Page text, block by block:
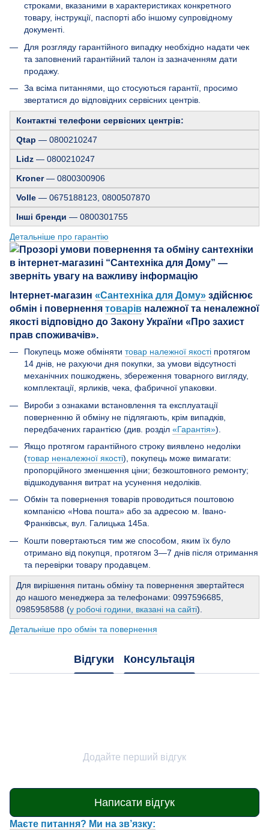
строками, вказаними в характеристиках конкретного
товару, інструкції, паспорті або іншому супровідному
документі.
Для розгляду гарантійного випадку необхідно надати чек
та заповнений гарантійний талон із зазначенням дати
продажу.
За всіма питаннями, що стосуються гарантії, просимо
звертатися до відповідних сервісних центрів.
Контактні телефони сервісних центрів:
Qtap — 0800210247
Lidz — 0800210247
Kroner— 0800300906
Volle — 0675188123, 0800507870
Інші бренди — 0800301755
Детальніше про гарантію
Інтернет-магазин «Сантехніка для Дому» здійснює
обмін і повернення товарів належної та неналежної
якості відповідно до Закону України «Про захист
прав споживачів».
Покупець може обміняти товар належної якості протягом
14 днів, не рахуючи дня покупки, за умови відсутності
механічних пошкоджень, збереження товарного вигляду,
комплектації, ярликів, чека, фабричної упаковки.
Вироби з ознаками встановлення та експлуатації
поверненню й обміну не підлягають, крім випадків,
передбачених гарантією (див. розділ «Гарантія»).
Якщо протягом гарантійного строку виявлено недоліки
(товар неналежної якості), покупець може вимагати:
пропорційного зменшення ціни; безкоштовного ремонту;
відшкодування витрат на усунення недоліків.
Обмін та повернення товарів проводиться поштовою
компанією «Нова пошта» або за адресою м. Івано-
Франківськ, вул. Галицька 145а.
Кошти повертаються тим же способом, яким їх було
отримано від покупця, протягом 3—7 днів після отримання
та перевірки товару продавцем.
Для вирішення питань обміну та повернення звертайтеся
до нашого менеджера за телефонами: 0997596685,
0985958588 (у робочі години, вказані на сайті).
Детальніше про обмін та повернення
Відгуки Консультація
Додайте перший відгук
Написати відгук
Маєте питання? Ми на зв’язку: